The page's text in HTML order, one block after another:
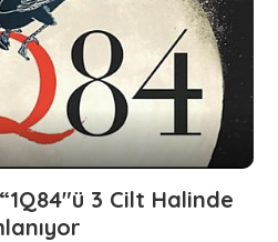
3 Cilt Halinde